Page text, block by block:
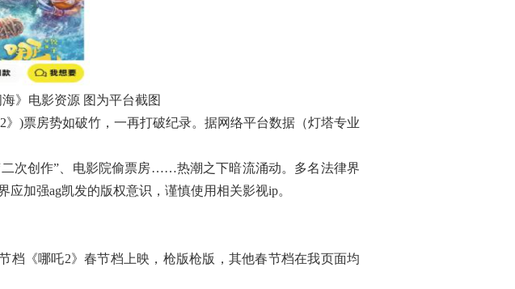
》电影资源 图为平台截图
)票房势如破竹，一再打破纪录。据网络平台数据（灯塔专业
次创作”、电影院偷票房……热潮之下暗流涌动。多名法律界
加强ag凯发的版权意识，谨慎使用相关影视ip。
《哪吒2》春节档上映，枪版枪版，其他春节档在我页面均